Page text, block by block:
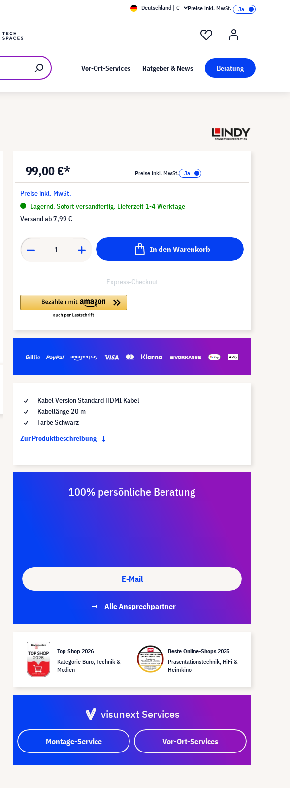
Kunst bei visunext
Deutschland | € Preise inkl. MwSt.
Vor-Ort-Services Ratgeber & News Beratung
99,00 €* Preise inkl. MwSt.
Preise inkl. MwSt.
Lagernd. Sofort versandfertig. Lieferzeit 1-4 Werktage
Versand ab7,99 €
In den Warenkorb
Express-Checkout
Kabel Version Standard HDMI Kabel
Kabellänge 20 m
Farbe Schwarz
Zur Produktbeschreibung
100% persönliche Beratung
E-Mail
Alle Ansprechpartner
Top Shop 2026
Kategorie Büro, Technik &
Medien
Beste Online-Shops 2025
Präsentationstechnik, HiFi &
Heimkino
visunext Services
Montage-Service Vor-Ort-Services